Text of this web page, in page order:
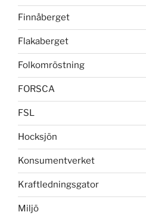
Finnåberget
Flakaberget
Folkomröstning
FORSCA
FSL
Hocksjön
Konsumentverket
Kraftledningsgator
Miljö